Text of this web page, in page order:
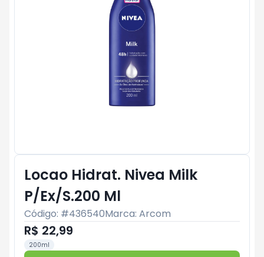
Locao Hidrat. Nivea Milk
P/Ex/S.200 Ml
Código: #436540Marca: Arcom
R$ 22,99
200ml